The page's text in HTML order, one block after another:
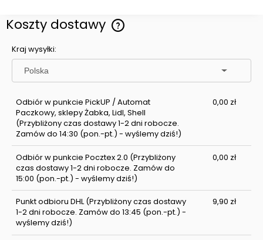
Koszty dostawy
Kraj wysyłki:
Odbiór w punkcie PickUP / Automat
Paczkowy, sklepy Żabka, Lidl, Shell
(Przybliżony czas dostawy 1-2 dni robocze.
Zamów do 14:30 (pon.-pt.) - wyślemy dziś!)
0,00 zł
Odbiór w punkcie Pocztex 2.0 (Przybliżony
czas dostawy 1-2 dni robocze. Zamów do
15:00 (pon.-pt.) - wyślemy dziś!)
0,00 zł
Punkt odbioru DHL(Przybliżony czas dostawy
1-2 dni robocze. Zamów do 13:45 (pon.-pt.) -
wyślemy dziś!)
9,90 zł